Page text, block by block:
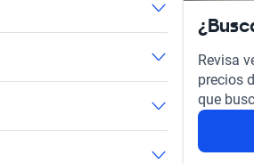
Revisa
precios
que